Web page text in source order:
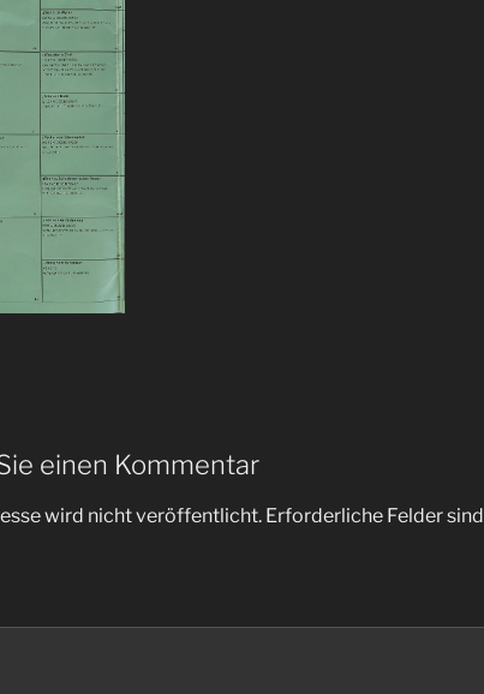
einen Kommentar
wird nicht veröffentlicht. Erforderliche Felder sind